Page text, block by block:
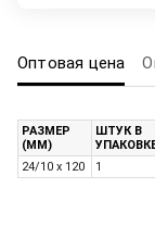
Оптовая цена
РАЗМЕР
(ММ)
ШТУК В
24/10 x 120
1